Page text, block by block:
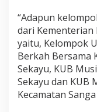
“Adapun
dari Kementerian
yaitu, Kelompok
Berkah Bersama
Sekayu, KUB
Sekayu dan KUB
Kecamatan